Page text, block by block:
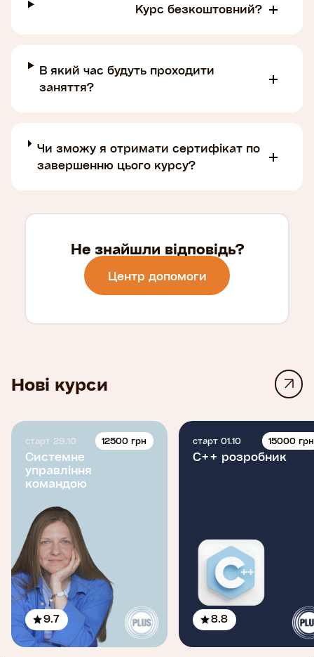
Курс безкоштовний?
В який час будуть проходити
заняття?
Чи зможу я отримати сертифікат по
завершенню цього курсу?
Не знайшли відповідь?
Центр допомоги
Нові курси
старт 29.10 12500 грн
Системне
управління
командою
9.7
старт 01.10 15000 грн
C++ розробник
8.8